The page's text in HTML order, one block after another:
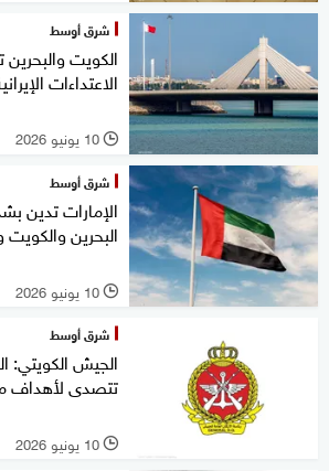
شرق أوسط
الكويت والبحرين
الاعتداءات
l 10 يونيو 2026
شرق أوسط
الإمارات تدين
البحرين والكويت
l 10 يونيو 2026
شرق أوسط
الجيش الكويتي:
تتصدى لأهداف
l 10 يونيو 2026